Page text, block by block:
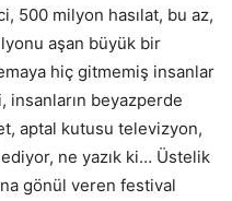
500 milyon hasılat, bu az,
aşan büyük bir
hiç gitmemiş insanlar
insanların beyazperde
aptal kutusu televizyon,
ne yazık ki… Üstelik
gönül veren festival